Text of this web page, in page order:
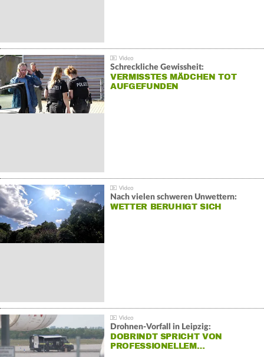
Schreckliche Gewissheit:
VERMISSTES MÄDCHEN TOT
AUFGEFUNDEN
Nach vielen schweren Unwettern:
WETTER BERUHIGT SICH
Drohnen-Vorfall in Leipzig:
DOBRINDT SPRICHT VON
PROFESSIONELLEM…